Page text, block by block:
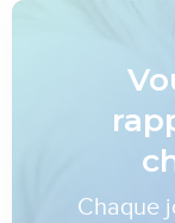
Chaque